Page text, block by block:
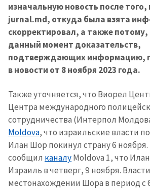
изначальную новость после того,
jurnal.md, откуда была взята
скорректировал, а также потому,
данный момент доказательств,
подтверждающих информацию,
в новости от 8 ноября 2023 года.
Также уточняется, что Виорел
Центра международного
сотрудничества (Интерпол
Moldova, что израильские власти
Илан Шор покинул страну 6
сообщил каналуMoldova 1, что
Израиль в четверг, 9 ноября.
местонахождении Шора в период с
МОЯ НОВОСТЬ